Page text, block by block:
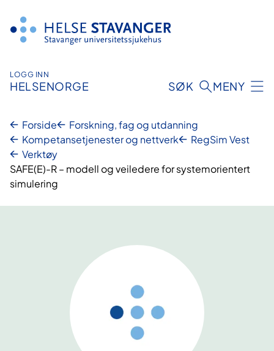
innhold
LOGG INN
HELSENORGE SØK MENY
Forside
Forskning, fag og utdanning
Kompetansetjenester og nettverk
RegSim Vest
Verktøy
SAFE(E)-R – modell og veiledere for systemorientert
simulering